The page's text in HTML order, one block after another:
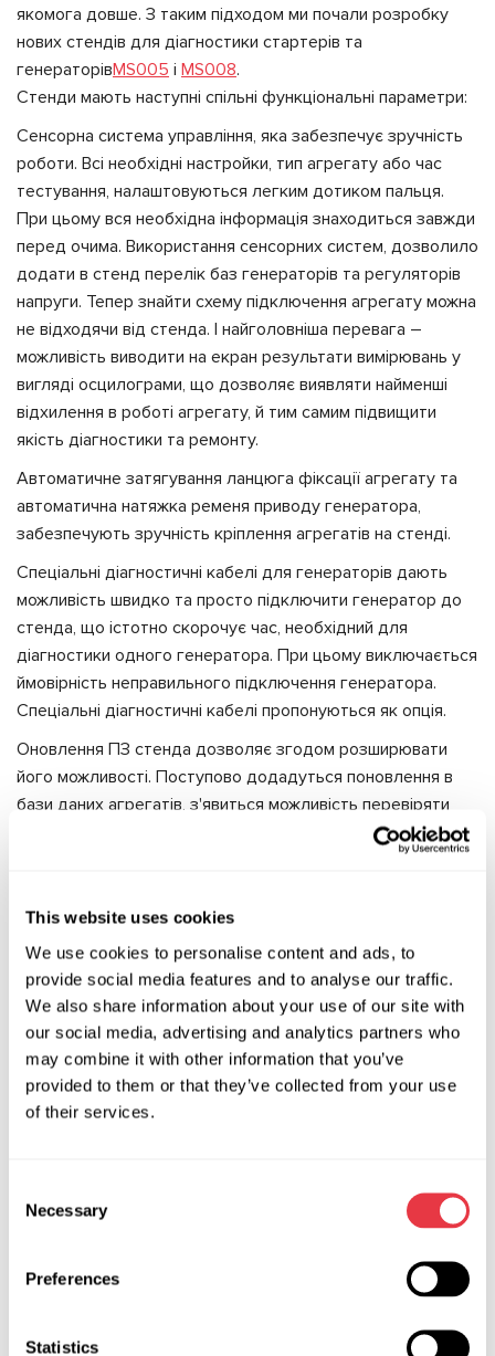
This website uses cookies
We use cookies to personalise content and ads, to
provide social media features and to analyse our traffic.
We also share information about your use of our site with
our social media, advertising and analytics partners who
may combine it with other information that you’ve
provided to them or that they’ve collected from your use
of their services.
Selection
Necessary
Preferences
Statistics
якомога довше. З таким підходом ми почали розробку
нових стендів для діагностики стартерів та
генераторівMS005 і MS008.
Стенди мають наступні спільні функціональні параметри:
Сенсорна система управління, яка забезпечує зручність
роботи. Всі необхідні настройки, тип агрегату або час
тестування, налаштовуються легким дотиком пальця.
При цьому вся необхідна інформація знаходиться завжди
перед очима. Використання сенсорних систем, дозволило
додати в стенд перелік баз генераторів та регуляторів
напруги. Тепер знайти схему підключення агрегату можна
не відходячи від стенда. І найголовніша перевага –
можливість виводити на екран результати вимірювань у
вигляді осцилограми, що дозволяє виявляти найменші
відхилення в роботі агрегату, й тим самим підвищити
якість діагностики та ремонту.
Автоматичне затягування ланцюга фіксації агрегату та
автоматична натяжка ременя приводу генератора,
забезпечують зручність кріплення агрегатів на стенді.
Спеціальні діагностичні кабелі для генераторів дають
можливість швидко та просто підключити генератор до
стенда, що істотно скорочує час, необхідний для
діагностики одного генератора. При цьому виключається
ймовірність неправильного підключення генератора.
Спеціальні діагностичні кабелі пропонуються як опція.
Оновлення ПЗ стенда дозволяє згодом розширювати
його можливості. Поступово додадуться поновлення в
бази даних агрегатів, з'явиться можливість перевіряти
генератори систем «Старт-стоп», «I-Eloop», а також
В чому різниця?
Стенд MS005 призначений для діагностики потужних
агрегатів, тому дозволяє створити навантаження до 300
А на генератор 12 В. Своєю чергою стенд MS008
орієнтований на діагностику агрегатів легкових
автомобілів та може витримувати навантаження вдвічі
менше – 150 А. Також вони відрізняються номенклатурою
генератора. MS008 може перевірити регулятори напруги,